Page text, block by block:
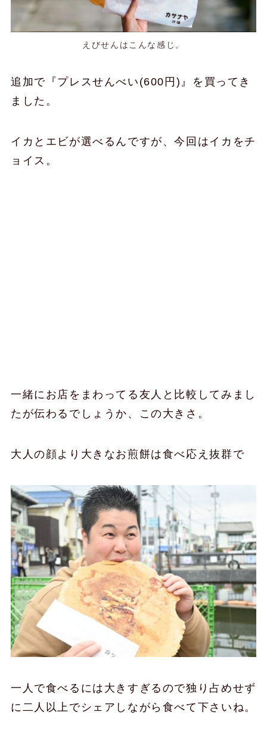
えびせんはこんな感じ。
追加で『プレスせんべい(600円)』を買ってき
ました。
イカとエビが選べるんですが、今回はイカをチ
ョイス。
一緒にお店をまわってる友人と比較してみまし
たが伝わるでしょうか、この大きさ。
大人の顔より大きなお煎餅は食べ応え抜群で
一人で食べるには大きすぎるので独り占めせず
に二人以上でシェアしながら食べて下さいね。